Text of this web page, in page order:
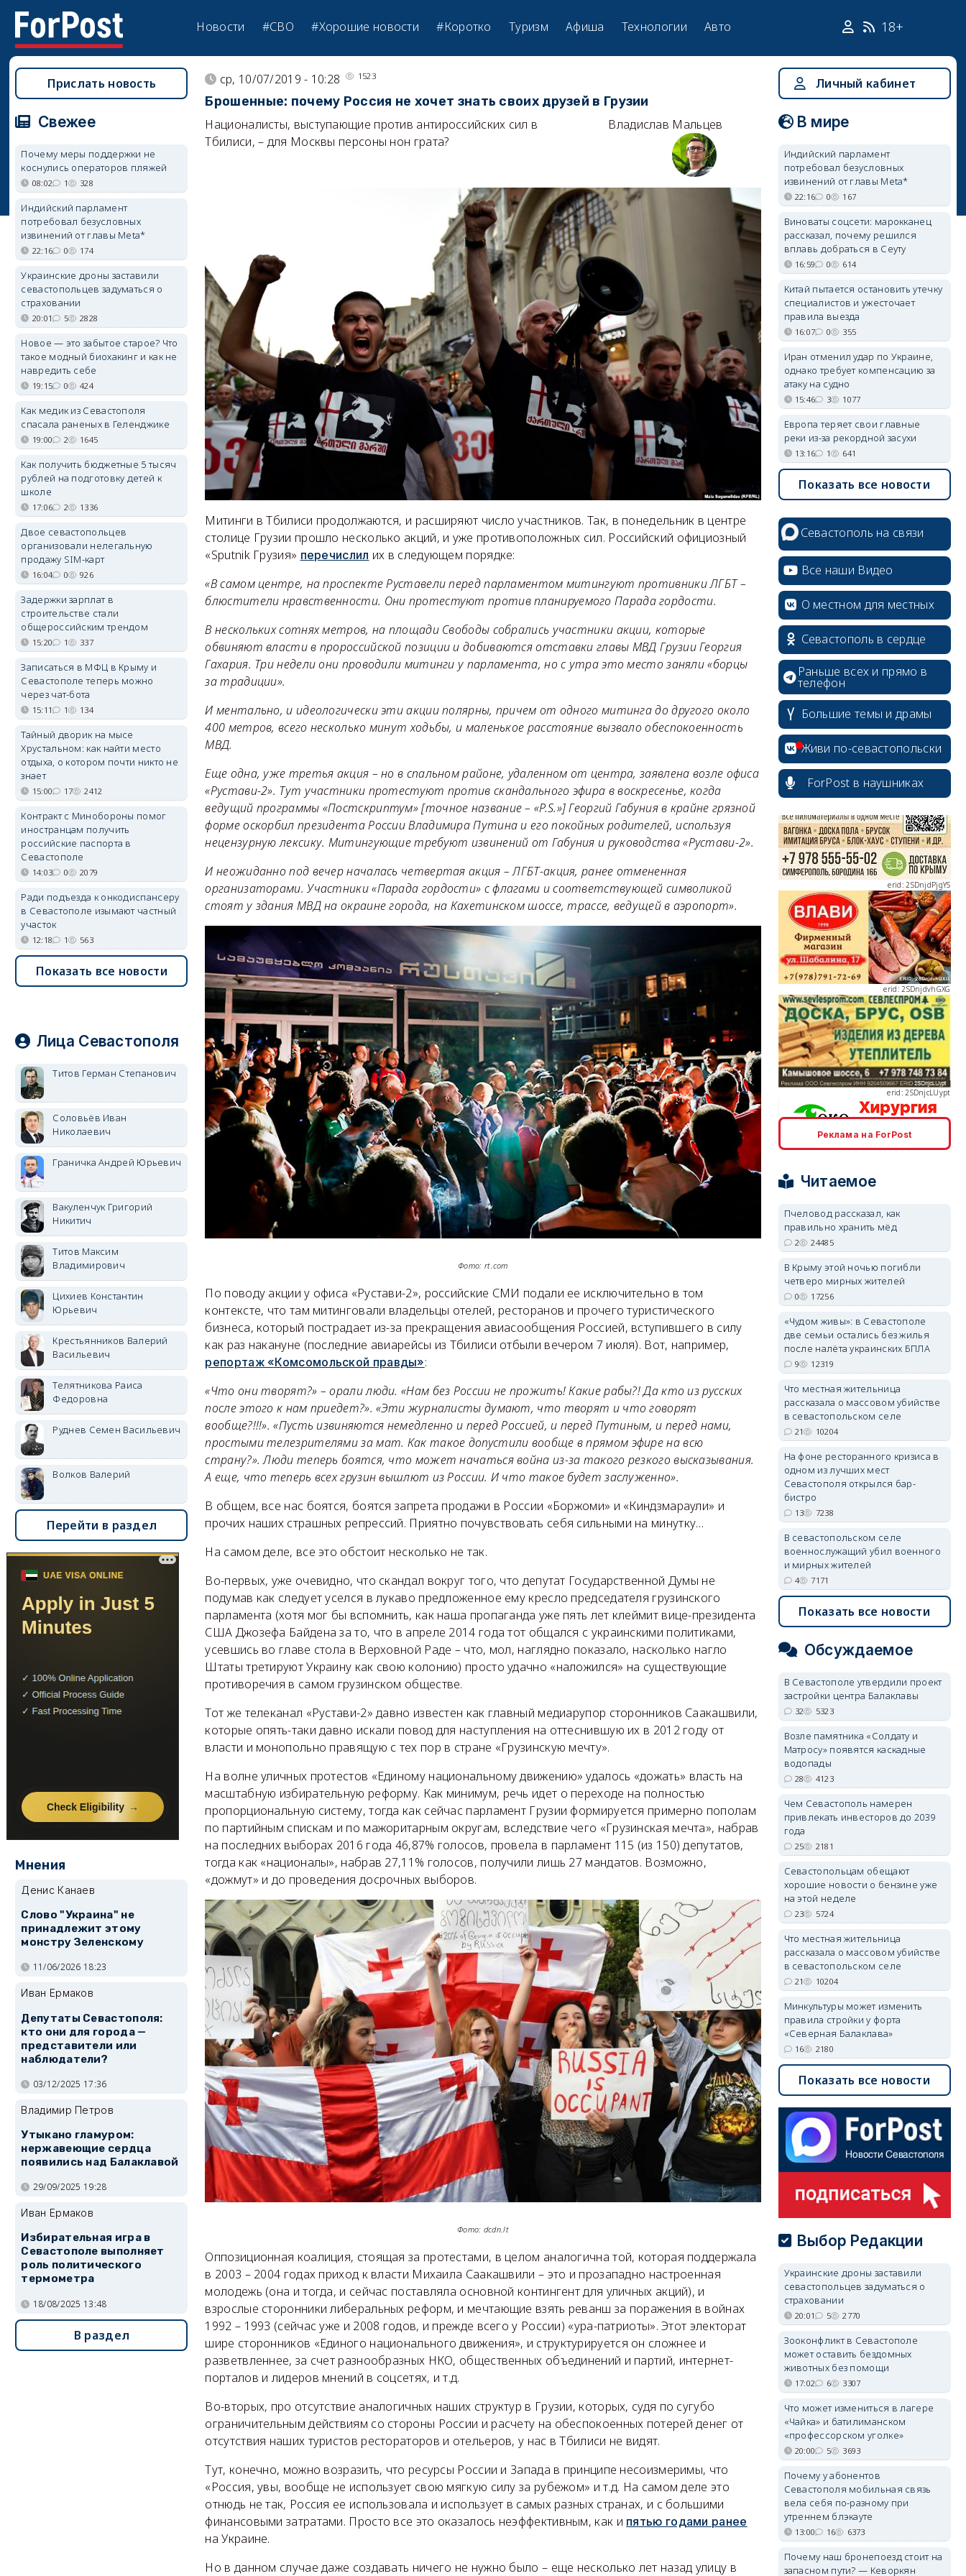
Новости #СВО #Хорошие новости #Коротко Туризм Афиша Технологии Авто 18+
ср, 10/07/2019 - 10:28 1523
Брошенные: почему Россия не хочет знать своих друзей в Грузии
Националисты, выступающие против антироссийских сил в
Тбилиси, – для Москвы персоны нон грата?
Владислав Мальцев
Митинги в Тбилиси продолжаются, и расширяют число участников. Так, в понедельник в центре
столице Грузии прошло несколько акций, и уже противоположных сил. Российский официозный
«Sputnik Грузия» перечислил их в следующем порядке:
«В самом центре, на проспекте Руставели перед парламентом митингуют противники ЛГБТ –
блюстители нравственности. Они протестуют против планируемого Парада гордости.
В нескольких сотнях метров, на площади Свободы собрались участники акции, которые
обвиняют власти в пророссийской позиции и добиваются отставки главы МВД Грузии Георгия
Гахария. Три недели они проводили митинги у парламента, но с утра это место заняли «борцы
за традиции».
И ментально, и идеологически эти акции полярны, причем от одного митинга до другого около
400 метров, всего несколько минут ходьбы, и маленькое расстояние вызвало обеспокоенность
МВД.
Еще одна, уже третья акция – но в спальном районе, удаленном от центра, заявлена возле офиса
«Рустави-2». Тут участники протестуют против скандального эфира в воскресенье, когда
ведущий программы «Постскриптум» [точное название – «P.S.»] Георгий Габуния в крайне грязной
форме оскорбил президента России Владимира Путина и его покойных родителей, используя
нецензурную лексику. Митингующие требуют извинений от Габуния и руководства «Рустави-2».
И неожиданно под вечер началась четвертая акция – ЛГБТ-акция, ранее отмененная
организаторами. Участники «Парада гордости» с флагами и соответствующей символикой
стоят у здания МВД на окраине города, на Кахетинском шоссе, трассе, ведущей в аэропорт».
Фото: rt.com
По поводу акции у офиса «Рустави-2», российские СМИ подали ее исключительно в том
контексте, что там митинговали владельцы отелей, ресторанов и прочего туристического
бизнеса, который пострадает из-за прекращения авиасообщения Россией, вступившего в силу
как раз накануне (последние авиарейсы из Тбилиси отбыли вечером 7 июля). Вот, например,
репортаж «Комсомольской правды»:
«Что они творят?» – орали люди. «Нам без России не прожить! Какие рабы?! Да кто из русских
после этого к нам приедет?». «Эти журналисты думают, что творят и что говорят
вообще?!!!». «Пусть извиняются немедленно и перед Россией, и перед Путиным, и перед нами,
простыми телезрителями за мат. Как такое допустили вообще в прямом эфире на всю
страну?». Люди теперь боятся, что может начаться война из-за такого резкого высказывания.
А еще, что теперь всех грузин вышлют из России. И что такое будет заслуженно».
В общем, все нас боятся, боятся запрета продажи в России «Боржоми» и «Киндзмараули» и
прочих наших страшных репрессий. Приятно почувствовать себя сильными на минутку…
На самом деле, все это обстоит несколько не так.
Во-первых, уже очевидно, что скандал вокруг того, что депутат Государственной Думы не
подумав как следует уселся в лукаво предложенное ему кресло председателя грузинского
парламента (хотя мог бы вспомнить, как наша пропаганда уже пять лет клеймит вице-президента
США Джозефа Байдена за то, что в апреле 2014 года тот общался с украинскими политиками,
усевшись во главе стола в Верховной Раде – что, мол, наглядно показало, насколько нагло
Штаты третируют Украину как свою колонию) просто удачно «наложился» на существующие
противоречия в самом грузинском обществе.
Тот же телеканал «Рустави-2» давно известен как главный медиарупор сторонников Саакашвили,
которые опять-таки давно искали повод для наступления на оттеснившую их в 2012 году от
власти и монопольно правящую с тех пор в стране «Грузинскую мечту».
На волне уличных протестов «Единому национальному движению» удалось «дожать» власть на
масштабную избирательную реформу. Как минимум, речь идет о переходе на полностью
пропорциональную систему, тогда как сейчас парламент Грузии формируется примерно пополам
по партийным спискам и по мажоритарным округам, вследствие чего «Грузинская мечта», набрав
на последних выборах 2016 года 46,87% голосов, провела в парламент 115 (из 150) депутатов,
тогда как «националы», набрав 27,11% голосов, получили лишь 27 мандатов. Возможно,
«дожмут» и до проведения досрочных выборов.
Фото: dcdn.lt
Оппозиционная коалиция, стоящая за протестами, в целом аналогична той, которая поддержала
в 2003 – 2004 годах приход к власти Михаила Саакашвили – это и прозападно настроенная
молодежь (она и тогда, и сейчас поставляла основной контингент для уличных акций), и
взрослые сторонники либеральных реформ, и мечтающие взять реванш за поражения в войнах
1992 – 1993 (сейчас уже и 2008 годов, и прежде всего у России) «ура-патриоты». Этот электорат
шире сторонников «Единого национального движения», и структурируется он сложнее и
разветвленнее, за счет разнообразных НКО, общественных объединений и партий, интернет-
порталов и лидеров мнений в соцсетях, и т.д.
Во-вторых, про отсутствие аналогичных наших структур в Грузии, которых, судя по сугубо
ограничительным действиям со стороны России и расчету на обеспокоенных потерей денег от
отсутствия наших туристов рестораторов и отельеров, у нас в Тбилиси не видят.
Тут, конечно, можно возразить, что ресурсы России и Запада в принципе несоизмеримы, что
«Россия, увы, вообще не использует свою мягкую силу за рубежом» и т.д. На самом деле это
отнюдь не так, Россия ее использовала и использует в самых разных странах, и с большими
финансовыми затратами. Просто все это оказалось неэффективным, как и пятью годами ранее
на Украине.
Но в данном случае даже создавать ничего не нужно было – еще несколько лет назад улицу в
Прислать новость
Свежее
Почему меры поддержки не
коснулись операторов пляжей
08:02 1 328
Индийский парламент
потребовал безусловных
извинений от главы Meta*
22:16 0 174
Украинские дроны заставили
севастопольцев задуматься о
страховании
20:01 5 2828
Новое — это забытое старое? Что
такое модный биохакинг и как не
навредить себе
19:15 0 424
Как медик из Севастополя
спасала раненых в Геленджике
19:00 2 1645
Как получить бюджетные 5 тысяч
рублей на подготовку детей к
школе
17:06 2 1336
Двое севастопольцев
организовали нелегальную
продажу SIM-карт
16:04 0 926
Задержки зарплат в
строительстве стали
общероссийским трендом
15:20 1 337
Записаться в МФЦ в Крыму и
Севастополе теперь можно
через чат-бота
15:11 1 134
Тайный дворик на мысе
Хрустальном: как найти место
отдыха, о котором почти никто не
знает
15:00 17 2412
Контракт с Минобороны помог
иностранцам получить
российские паспорта в
Севастополе
14:03 0 2079
Ради подъезда к онкодиспансеру
в Севастополе изымают частный
участок
12:18 1 563
Показать все новости
Лица Севастополя
Титов Герман Степанович
Соловьёв Иван
Николаевич
Граничка Андрей Юрьевич
Вакуленчук Григорий
Никитич
Титов Максим
Владимирович
Цихиев Константин
Юрьевич
Крестьянников Валерий
Васильевич
Телятникова Раиса
Федоровна
Руднев Семен Васильевич
Волков Валерий
Перейти в раздел
Мнения
Денис Канаев
Слово "Украина" не
принадлежит этому
монстру Зеленскому
11/06/2026 18:23
Иван Ермаков
Депутаты Севастополя:
кто они для города —
представители или
наблюдатели?
03/12/2025 17:36
Владимир Петров
Утыкано гламуром:
нержавеющие сердца
появились над Балаклавой
29/09/2025 19:28
Иван Ермаков
Избирательная игра в
Севастополе выполняет
роль политического
термометра
18/08/2025 13:48
В раздел
Личный кабинет
В мире
Индийский парламент
потребовал безусловных
извинений от главы Meta*
22:16 0 167
Виноваты соцсети: марокканец
рассказал, почему решился
вплавь добраться в Сеуту
16:59 0 614
Китай пытается остановить утечку
специалистов и ужесточает
правила выезда
16:07 0 355
Иран отменил удар по Украине,
однако требует компенсацию за
атаку на судно
15:46 3 1077
Европа теряет свои главные
реки из-за рекордной засухи
13:16 1 641
Показать все новости
Севастополь на связи
Все наши Видео
О местном для местных
Севастополь в сердце
Раньше всех и прямо в
телефон
Большие темы и драмы
Живи по-севастопольски
ForPost в наушниках
erid: 2SDnjcrDNw6
erid: 2SDnjdPjgYS
erid: 2SDnjdvhGXG
erid: 2SDnjcLUypt
erid: 2SDnjcrDNw6
erid: 2SDnjdvhGXG
Реклама на ForPost
Читаемое
Пчеловод рассказал, как
правильно хранить мёд
2 24485
В Крыму этой ночью погибли
четверо мирных жителей
0 17256
«Чудом живы»: в Севастополе
две семьи остались без жилья
после налёта украинских БПЛА
9 12319
Что местная жительница
рассказала о массовом убийстве
в севастопольском селе
21 10204
На фоне ресторанного кризиса в
одном из лучших мест
Севастополя открылся бар-
бистро
13 7238
В севастопольском селе
военнослужащий убил военного
и мирных жителей
4 7171
Показать все новости
Обсуждаемое
В Севастополе утвердили проект
застройки центра Балаклавы
32 5323
Возле памятника «Солдату и
Матросу» появятся каскадные
водопады
28 4123
Чем Севастополь намерен
привлекать инвесторов до 2039
года
25 2181
Севастопольцам обещают
хорошие новости о бензине уже
на этой неделе
23 5724
Что местная жительница
рассказала о массовом убийстве
в севастопольском селе
21 10204
Минкультуры может изменить
правила стройки у форта
«Северная Балаклава»
16 2180
Показать все новости
Выбор Редакции
Украинские дроны заставили
севастопольцев задуматься о
страховании
20:01 5 2770
Зооконфликт в Севастополе
может оставить бездомных
животных без помощи
17:02 6 3307
Что может измениться в лагере
«Чайка» и батилиманском
«профессорском уголке»
20:00 5 3693
Почему у абонентов
Севастополя мобильная связь
вела себя по-разному при
утреннем блэкауте
13:00 16 6373
Почему наш бронепоезд стоит на
запасном пути? — Кеворкян